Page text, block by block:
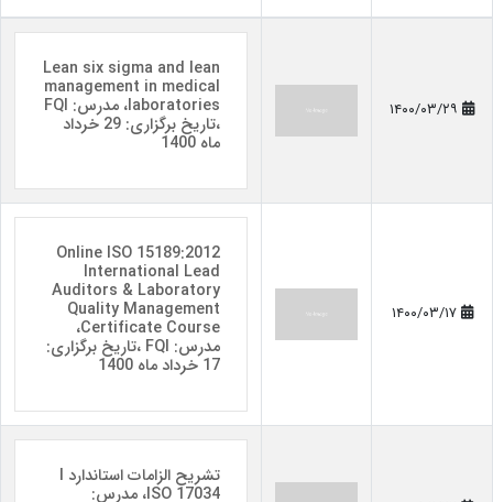
Lean six sigma and lean
management in medical
laboratories، مدرس: FQI
،تاریخ برگزاری: 29 خرداد
ماه 1400
۱۴۰۰/۰۳/۱۷
Online ISO 15189:2012
International Lead
Auditors & Laboratory
Quality Management
Certificate Course،
مدرس: FQI ،تاریخ برگزاری:
17 خرداد ماه 1400
تشریح الزامات استاندارد I
ISO 17034، مدرس: